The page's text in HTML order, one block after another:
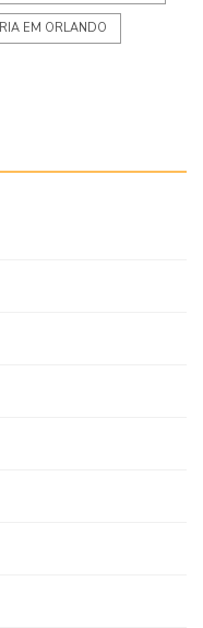
EM ORLANDO